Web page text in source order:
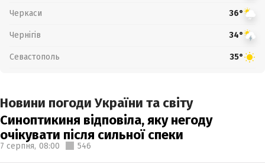
Черкаси 36°
Чернігів 34°
Севастополь 35°
Новини погоди України та світу
Синоптикиня відповіла, яку негоду
очікувати після сильної спеки
7 серпня, 08:00 546